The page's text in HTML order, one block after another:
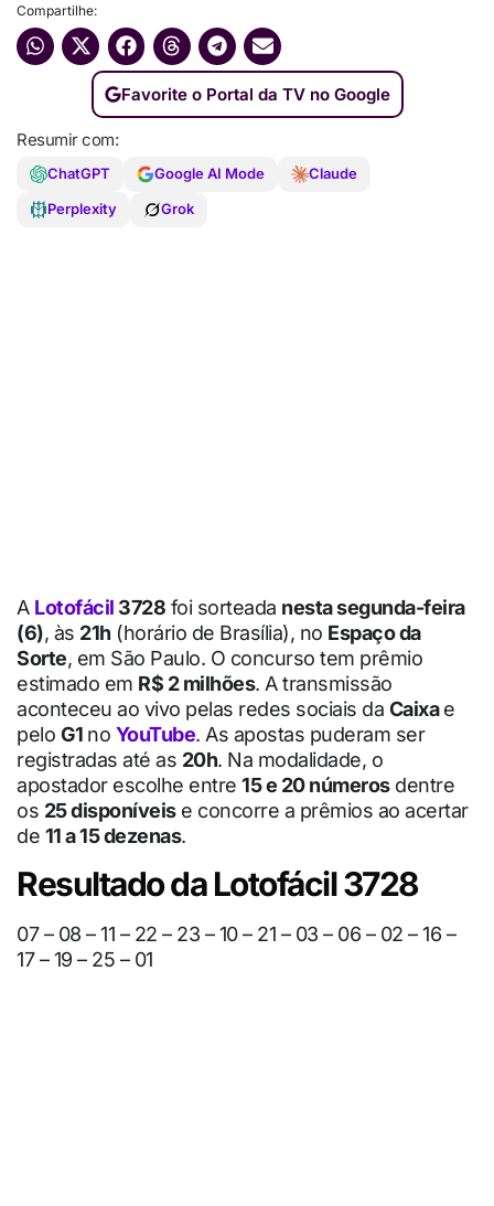
Compartilhe:
Favorite o Portal da TV no Google
Resumir com:
ChatGPT Google AI Mode
Claude
Perplexity
Grok
A Lotofácil 3728 foi sorteada nesta segunda-feira
(6), às 21h (horário de Brasília), no Espaço da
Sorte, em São Paulo. O concurso tem prêmio
estimado em R$ 2 milhões. A transmissão
aconteceu ao vivo pelas redes sociais da Caixae
pelo G1 no YouTube. As apostas puderam ser
registradas até as 20h. Na modalidade, o
apostador escolhe entre 15 e 20 númerosdentre
os 25 disponíveise concorre a prêmios ao acertar
de 11 a 15 dezenas.
Resultado da Lotofácil 3728
07 – 08 – 11 – 22 – 23 – 10 – 21 – 03 – 06 – 02 – 16 –
17 – 19 – 25 – 01